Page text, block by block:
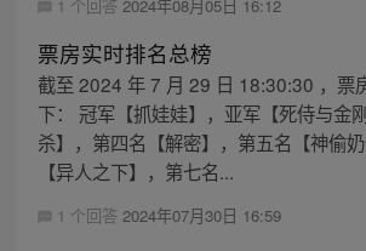
1 个回答 2024年08月05日 16:12
票房实时排名总榜
截至 2024 年 7 月 29 日 18:30:30 ，票
下： 冠军【抓娃娃】，亚军【死侍与金
杀】，第四名【解密】，第五名【神偷
【异人之下】，第七名...
1 个回答 2024年07月30日 16:59